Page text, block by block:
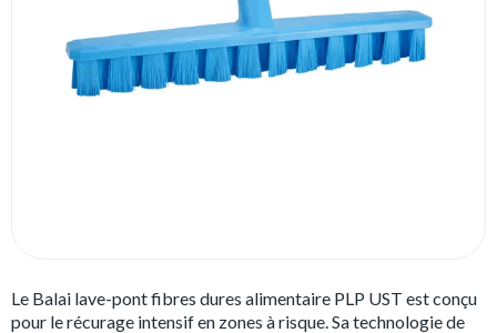
Le Balai lave-pont fibres dures alimentaire PLP UST est conçu
pour le récurage intensif en zones à risque. Sa technologie de